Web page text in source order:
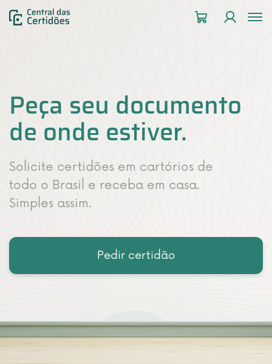
Peça seu documento
de onde estiver.
Solicite certidões em cartórios de
todo o Brasil e receba em casa.
Simples assim.
Pedir certidão